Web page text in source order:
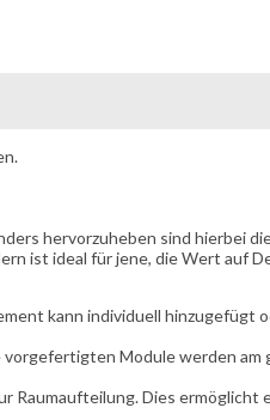
hervorzuheben sind hierbei
ist ideal für jene, die Wert auf
kann individuell hinzugefügt
Module werden
Dies ermöglicht